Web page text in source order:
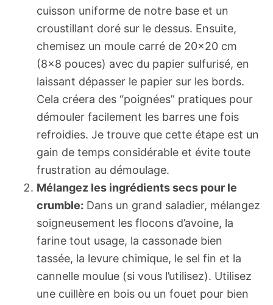
cuisson uniforme de notre base et un
croustillant doré sur le dessus. Ensuite,
chemisez un moule carré de 20×20 cm
(8×8 pouces) avec du papier sulfurisé, en
laissant dépasser le papier sur les bords.
Cela créera des “poignées” pratiques pour
démouler facilement les barres une fois
refroidies. Je trouve que cette étape est un
gain de temps considérable et évite toute
frustration au démoulage.
Mélangez les ingrédients secs pour le
crumble: Dans un grand saladier, mélangez
soigneusement les flocons d’avoine, la
farine tout usage, la cassonade bien
tassée, la levure chimique, le sel fin et la
cannelle moulue (si vous l’utilisez). Utilisez
une cuillère en bois ou un fouet pour bien